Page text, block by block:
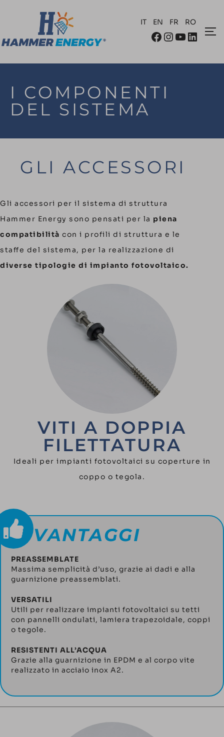
IT EN FR RO
I COMPONENTI
DEL SISTEMA
GLI ACCESSORI
Gli accessori per il sistema di struttura
Hammer Energy sono pensati per la piena
compatibilità con i profili di struttura e le
staffe del sistema, per la realizzazione di
diverse tipologie di impianto fotovoltaico.
VITI A DOPPIA
FILETTATURA
Ideali per impianti fotovoltaici su coperture in
coppo o tegola.
VANTAGGI
PREASSEMBLATE
Massima semplicità d’uso, grazie ai dadi e alla
guarnizione preassemblati.
VERSATILI
Utili per realizzare impianti fotovoltaici su tetti
con pannelli ondulati, lamiera trapezoidale, coppi
o tegole.
RESISTENTI ALL’ACQUA
Grazie alla guarnizione in EPDM e al corpo vite
realizzato in acciaio inox A2.